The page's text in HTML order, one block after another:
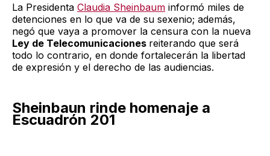
La Presidenta Claudia Sheinbaum informó miles de
detenciones en lo que va de su sexenio; además,
negó que vaya a promover la censura con la nueva
Ley de Telecomunicaciones reiterando que será
todo lo contrario, en donde fortalecerán la libertad
de expresión y el derecho de las audiencias.
Sheinbaun rinde homenaje a
Escuadrón 201